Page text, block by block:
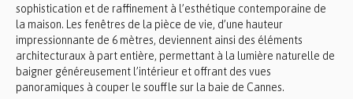
sophistication et de raffinement à l’esthétique contemporaine de
la maison. Les fenêtres de la pièce de vie, d’une hauteur
impressionnante de 6 mètres, deviennent ainsi des éléments
architecturaux à part entière, permettant à la lumière naturelle de
baigner généreusement l’intérieur et offrant des vues
panoramiques à couper le souffle sur la baie de Cannes.